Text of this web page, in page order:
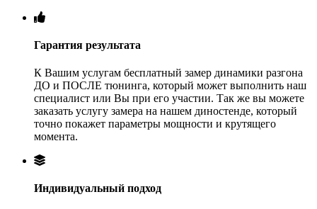
Гарантия результата
К Вашим услугам бесплатный замер динамики разгона
ДО и ПОСЛЕ тюнинга, который может выполнить наш
специалист или Вы при его участии. Так же вы можете
заказать услугу замера на нашем диностенде, который
точно покажет параметры мощности и крутящего
момента.
Индивидуальный подход